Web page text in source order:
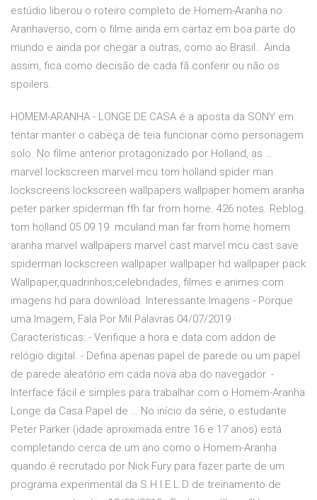
estúdio liberou o roteiro completo de Homem-Aranha no
Aranhaverso, com o filme ainda em cartaz em boa parte do
mundo e ainda por chegar a outras, como ao Brasil.. Ainda
assim, fica como decisão de cada fã conferir ou não os
spoilers.
HOMEM-ARANHA - LONGE DE CASA é a aposta da SONY em
tentar manter o cabeça de teia funcionar como personagem
solo. No filme anterior protagonizado por Holland, as …
marvel lockscreen marvel mcu tom holland spider man
lockscreens lockscreen wallpapers wallpaper homem aranha
peter parker spiderman ffh far from home. 426 notes. Reblog.
tom holland 05.09.19. mculand man far from home homem
aranha marvel wallpapers marvel cast marvel mcu cast save
spiderman lockscreen wallpaper wallpaper hd wallpaper pack
Wallpaper,quadrinhos,celebridades, filmes e animes com
imagens hd para download. Interessante Imagens - Porque
uma Imagem, Fala Por Mil Palavras 04/07/2019 ·
Características: - Verifique a hora e data com addon de
relógio digital. - Defina apenas papel de parede ou um papel
de parede aleatório em cada nova aba do navegador. -
Interface fácil e simples para trabalhar com o Homem-Aranha
Longe da Casa Papel de … No início da série, o estudante
Peter Parker (idade aproximada entre 16 e 17 anos) está
completando cerca de um ano como o Homem-Aranha
quando é recrutado por Nick Fury para fazer parte de um
programa experimental da S.H.I.E.L.D de treinamento de